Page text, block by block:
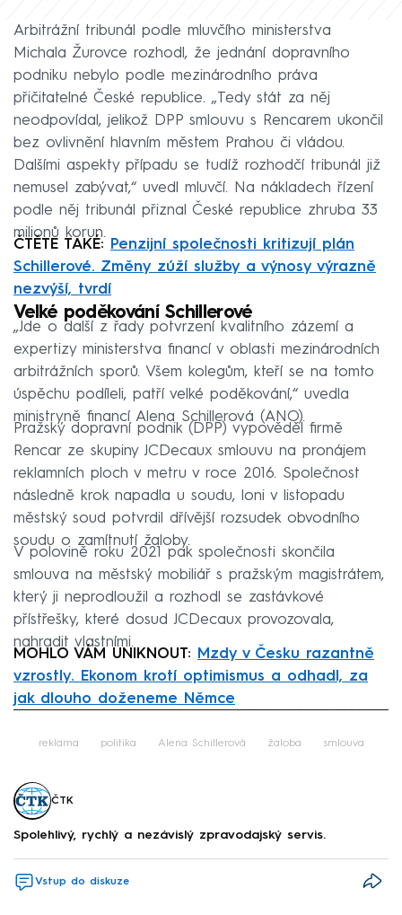
Arbitrážní tribunál podle mluvčího ministerstva
Michala Žurovce rozhodl, že jednání dopravního
podniku nebylo podle mezinárodního práva
přičitatelné České republice. „Tedy stát za něj
neodpovídal, jelikož DPP smlouvu s Rencarem ukončil
bez ovlivnění hlavním městem Prahou či vládou.
Dalšími aspekty případu se tudíž rozhodčí tribunál již
nemusel zabývat,“ uvedl mluvčí. Na nákladech řízení
podle něj tribunál přiznal České republice zhruba 33
milionů korun.
ČTĚTE TAKÉ:
Penzijní společnosti kritizují plán
Schillerové. Změny zúží služby a výnosy výrazně
nezvýší, tvrdí
Velké poděkování Schillerové
„Jde o další z řady potvrzení kvalitního zázemí a
expertizy ministerstva financí v oblasti mezinárodních
arbitrážních sporů. Všem kolegům, kteří se na tomto
úspěchu podíleli, patří velké poděkování,“ uvedla
ministryně financí Alena Schillerová (ANO).
Pražský dopravní podnik (DPP) vypověděl firmě
Rencar ze skupiny JCDecaux smlouvu na pronájem
reklamních ploch v metru v roce 2016. Společnost
následně krok napadla u soudu, loni v listopadu
městský soud potvrdil dřívější rozsudek obvodního
soudu o zamítnutí žaloby.
V polovině roku 2021 pak společnosti skončila
smlouva na městský mobiliář s pražským magistrátem,
který ji neprodloužil a rozhodl se zastávkové
přístřešky, které dosud JCDecaux provozovala,
nahradit vlastními.
MOHLO VÁM UNIKNOUT:
Mzdy v Česku razantně
vzrostly. Ekonom krotí optimismus a odhadl, za
jak dlouho doženeme Němce
reklama politika Alena Schillerová žaloba smlouva
ČTK
Spolehlivý, rychlý a nezávislý zpravodajský servis.
Vstup do diskuze